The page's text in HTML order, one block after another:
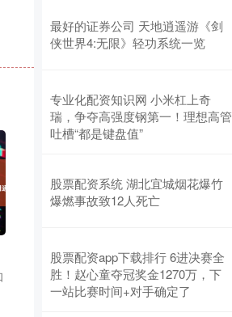
最好的证券公司 天地逍遥游《剑
侠世界4:无限》轻功系统一览
专业化配资知识网 小米杠上奇
瑞，争夺高强度钢第一！理想高管
吐槽“都是键盘值”
股票配资系统 湖北宜城烟花爆竹
爆燃事故致12人死亡
股票配资app下载排行 6进决赛全
胜！赵心童夺冠奖金1270万，下
一站比赛时间+对手确定了